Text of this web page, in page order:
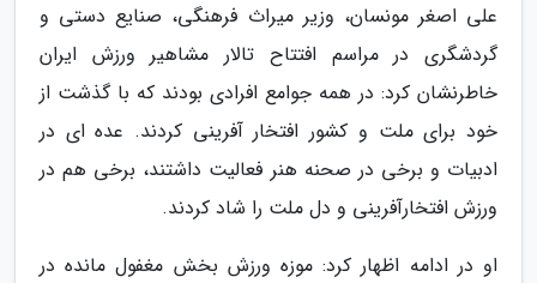
علی اصغر مونسان، وزیر میراث فرهنگی، صنایع دستی و
گردشگری در مراسم افتتاح تالار مشاهیر ورزش ایران
خاطرنشان کرد: در همه جوامع افرادی بودند که با گذشت از
خود برای ملت و کشور افتخار آفرینی کردند. عده ای در
ادبیات و برخی در صحنه هنر فعالیت داشتند، برخی هم در
ورزش افتخارآفرینی و دل ملت را شاد کردند.
او در ادامه اظهار کرد: موزه ورزش بخش مغفول مانده در